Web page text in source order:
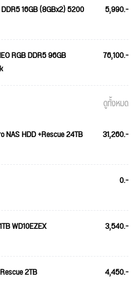
16GB (8GBx2) 5200
5,990.-
RGB DDR5 96GB
76,100.-
ดูทั้งหมด
NAS HDD +Rescue 24TB 31,260.-
0.-
WD10EZEX 3,540.-
2TB 4,450.-